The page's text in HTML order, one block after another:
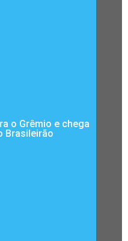
o Grêmio e chega
Brasileirão